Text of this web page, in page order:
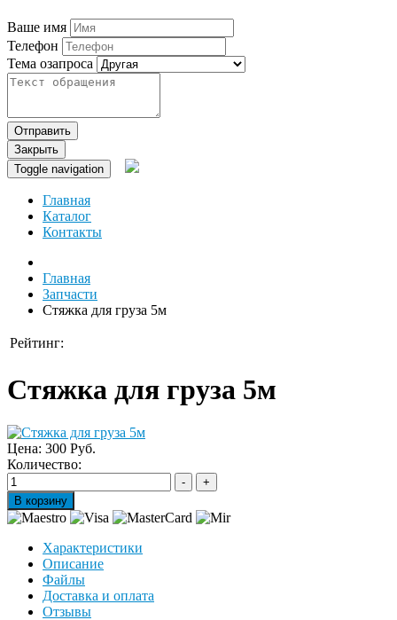
Ваше имя
Телефон
Тема озапроса
Отправить
Закрыть
Toggle navigation
Главная
Каталог
Контакты
Главная
Запчасти
Стяжка для груза 5м
Рейтинг:
Стяжка для груза 5м
Цена: 300 Руб.
Количество:
Характеристики
Описание
Файлы
Доставка и оплата
Отзывы